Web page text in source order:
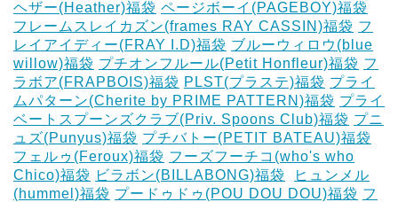
ヘザー(Heather)福袋 ページボーイ(PAGEBOY)福袋
フレームスレイカズン(frames RAY CASSIN)福袋 フ
レイアイディー(FRAY I.D)福袋 ブルーウィロウ(blue
willow)福袋 プチオンフルール(Petit Honfleur)福袋 フ
ラボア(FRAPBOIS)福袋 PLST(プラステ)福袋 プライ
ムパターン(Cherite by PRIME PATTERN)福袋 プライ
ベートスプーンズクラブ(Priv. Spoons Club)福袋 プニ
ュズ(Punyus)福袋 プチバトー(PETIT BATEAU)福袋
フェルゥ(Feroux)福袋 フーズフーチコ(who's who
Chico)福袋 ビラボン(BILLABONG)福袋
ヒュンメル
(hummel)福袋 プードゥドゥ(POU DOU DOU)福袋 フ